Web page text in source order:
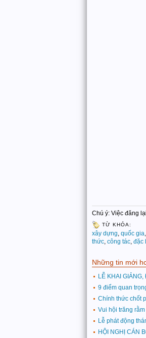
Chú ý: Việc đăng
TỪ KHÓA:
xây dựng, quốc gia,
thức, công tác, đặc
Những tin mới
LỄ KHAI
9 điểm quan
Chính thức chốt
Vui hội trăng
Lễ phát động
HỘI NGHỊ CÁN